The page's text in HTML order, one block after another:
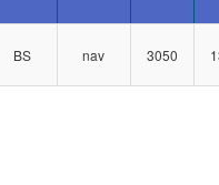
BS nav 3050